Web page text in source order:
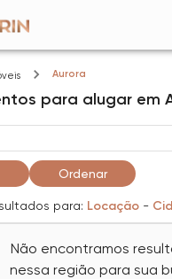
Aurora
para alugar em
Ordenar
para: Locação -
Não encontramos
nessa região para sua